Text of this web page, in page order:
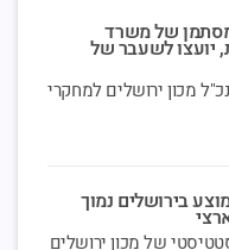
לתכנון ומדיניות
הקורונה
של משרד
יועצו לשעבר של
מכון ירושלים למחקרי
בירושלים נמוך
של מכון ירושלים